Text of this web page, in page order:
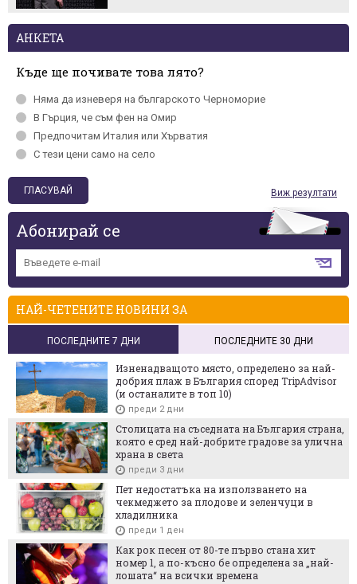
АНКЕТА
Къде ще почивате това лято?
Няма да изневеря на българското Черномориe
В Гърция, че съм фен на Омир
Предпочитам Италия или Хърватия
С тези цени само на село
Виж резултати
Абонирай се
НАЙ-ЧЕТЕНИТЕ НОВИНИ ЗА
ПОСЛЕДНИТЕ 7 ДНИ ПОСЛЕДНИТЕ 30 ДНИ
Изненадващото място, определено за най-
добрия плаж в България според TripAdvisor
(и останалите в топ 10)
преди 2 дни
Столицата на съседната на България страна,
която е сред най-добрите градове за улична
храна в света
преди 3 дни
Пет недостатъка на използването на
чекмеджето за плодове и зеленчуци в
хладилника
преди 1 ден
Как рок песен от 80-те първо стана хит
номер 1, а по-късно бе определена за „най-
лошата“ на всички времена